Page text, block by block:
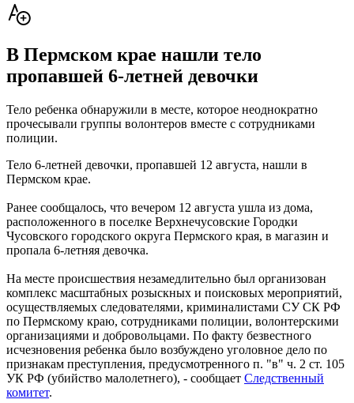
В Пермском крае нашли тело
пропавшей 6-летней девочки
Тело ребенка обнаружили в месте, которое неоднократно
прочесывали группы волонтеров вместе с сотрудниками
полиции.
Тело 6-летней девочки, пропавшей 12 августа, нашли в
Пермском крае.
Ранее сообщалось, что вечером 12 августа ушла из дома,
расположенного в поселке Верхнечусовские Городки
Чусовского городского округа Пермского края, в магазин и
пропала 6-летняя девочка.
На месте происшествия незамедлительно был организован
комплекс масштабных розыскных и поисковых мероприятий,
осуществляемых следователями, криминалистами СУ СК РФ
по Пермскому краю, сотрудниками полиции, волонтерскими
организациями и добровольцами. По факту безвестного
исчезновения ребенка было возбуждено уголовное дело по
признакам преступления, предусмотренного п. "в" ч. 2 ст. 105
УК РФ (убийство малолетнего), - сообщает Следственный
комитет.